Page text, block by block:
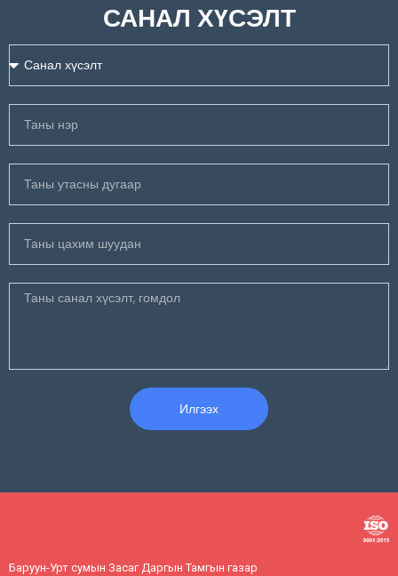
САНАЛ ХҮСЭЛТ
Илгээх
Баруун-Урт сумын Засаг Даргын Тамгын газар